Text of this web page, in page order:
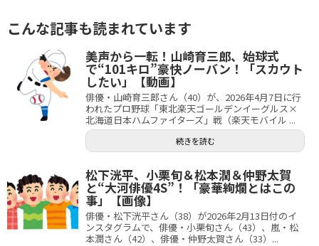
こんな記事も読まれています
美声から一転！山崎育三郎、始球式
で“101キロ”豪快ノーバン！「スカウト
したい」【動画】
俳優・山崎育三郎さん（40）が、2026年4月7日に行
われたプロ野球「東北楽天ゴールデンイーグルス×
北海道日本ハムファイターズ」戦（楽天モバイル ...
続きを読む
松下洸平、小栗旬＆松本潤＆仲野太賀
と“大河俳優4S”！「豪華絢爛とはこの
事」【画像】
俳優・松下洸平さん（38）が2026年2月13日付のイ
ンスタグラムで、俳優・小栗旬さん（43）、嵐・松
本潤さん（42）、俳優・仲野太賀さん（33）...